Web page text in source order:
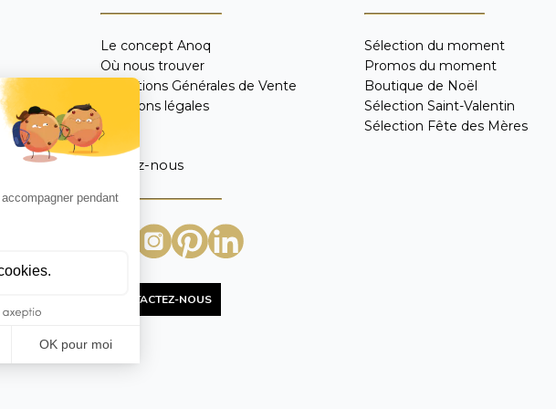
Le concept Anoq
Où nous trouver
Conditions Générales de Vente
Mentions légales
FAQ
Suivez-nous
CONTACTEZ-NOUS
Sélection du moment
Promos du moment
Boutique de Noël
Sélection Saint-Valentin
Sélection Fête des Mères